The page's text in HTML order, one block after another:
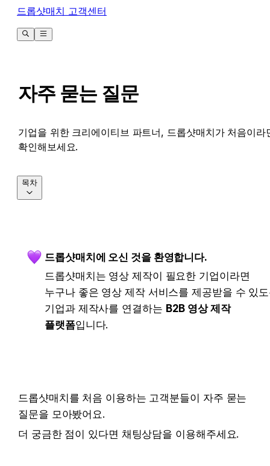
드롭샷매치 고객센터
자주 묻는 질문
기업을 위한 크리에이티브 파트너, 드롭샷매치가 처음이라
확인해보세요.
드롭샷매치에 오신 것을 환영합니다.
드롭샷매치는 영상 제작이 필요한 기업이라면
누구나 좋은 영상 제작 서비스를 제공받을 수 있
기업과 제작사를 연결하는 B2B 영상 제작
플랫폼입니다.
드롭샷매치를 처음 이용하는 고객분들이 자주 묻는
질문을 모아봤어요.
더 궁금한 점이 있다면 채팅상담을 이용해주세요.
목차